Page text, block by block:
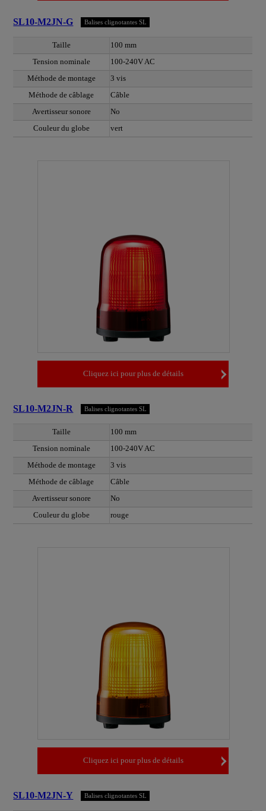
SL10-M2JN-G Balises clignotantes SL
Taille
100 mm
Tension nominale
100-240V AC
Méthode de montage
3 vis
Méthode de câblage
Câble
Avertisseur sonore
No
Couleur du globe
vert
Cliquez ici pour plus de détails
SL10-M2JN-R Balises clignotantes SL
Taille
100 mm
Tension nominale
100-240V AC
Méthode de montage
3 vis
Méthode de câblage
Câble
Avertisseur sonore
No
Couleur du globe
rouge
Cliquez ici pour plus de détails
SL10-M2JN-Y Balises clignotantes SL